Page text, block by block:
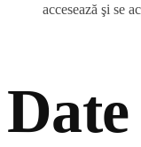
accesează şi se